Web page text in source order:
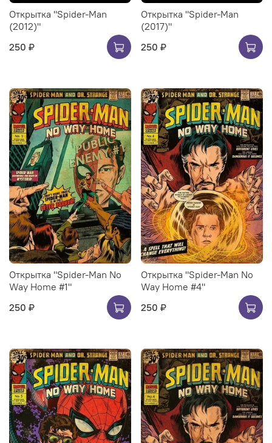
Открытка "Spider-Man
(2012)"
250 ₽
Открытка "Spider-Man
(2017)"
250 ₽
Открытка "Spider-Man No
Way Home #1"
250 ₽
Открытка "Spider-Man No
Way Home #4"
250 ₽